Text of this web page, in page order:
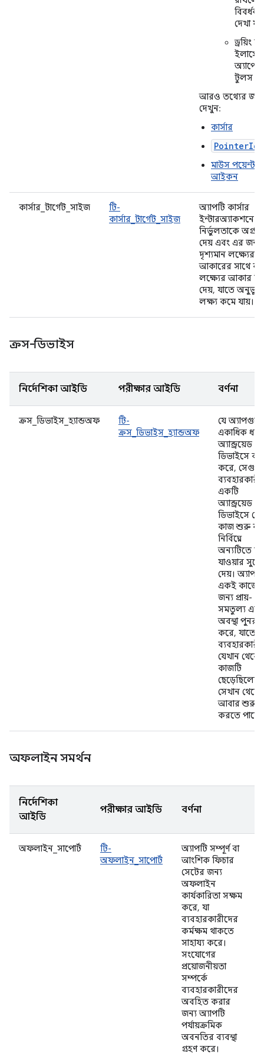
বিবর্ধক
দেখা
ড্রয়িং বা
অ্যাপের
টুলস
আরও তথ্যের জন্য
দেখুন:
কার্সার
মাউস পয়েন্টার
আইকন
কার্সার_টার্গেট_সাইজ
টি-
কার্সার_টার্গেট_সাইজ
অ্যাপটি কার্সার
ইন্টারঅ্যাকশনে
নির্ভুলতাকে
দেয় এবং এর জন্য
দৃশ্যমান লক্ষ্যের
আকারের সাথে
লক্ষ্যের আকার
দেয়, যাতে অনুভূত
লক্ষ্য কমে যায়।
ক্রস-ডিভাইস
নির্দেশিকা আইডি পরীক্ষার আইডি বর্ণনা
ক্রস_ডিভাইস_হ্যান্ডঅফ
টি-
ক্রস_ডিভাইস_হ্যান্ডঅফ
যে
একাধিক
অ্যান্ড্রয়েড
ডিভাইসে
করে,
একটি
অ্যান্ড্রয়েড
ডিভাইসে
কাজ শুরু
নির্বিঘ্নে
অন্যটিতে
যাওয়ার
দেয়। অ্যাপটি
একই কাজের
জন্য প্রায়-
সমতুল্য
অবস্থা
করে, যাতে
ব্যবহারকারী
যেখান থেকে
কাজটি
ছেড়েছিলেন
সেখান
আবার শুরু
করতে
অফলাইন সমর্থন
নির্দেশিকা
আইডি
পরীক্ষার আইডি বর্ণনা
অফলাইন_সাপোর্ট
টি-
অফলাইন_সাপোর্ট
অ্যাপটি সম্পূর্ণ বা
আংশিক ফিচার
সেটের জন্য
অফলাইন
কার্যকারিতা সক্ষম
করে, যা
ব্যবহারকারীদের
কর্মক্ষম থাকতে
সাহায্য করে।
সংযোগের
প্রয়োজনীয়তা
সম্পর্কে
ব্যবহারকারীদের
অবহিত করার
জন্য অ্যাপটি
পর্যায়ক্রমিক
অবনতির ব্যবস্থা
গ্রহণ করে।